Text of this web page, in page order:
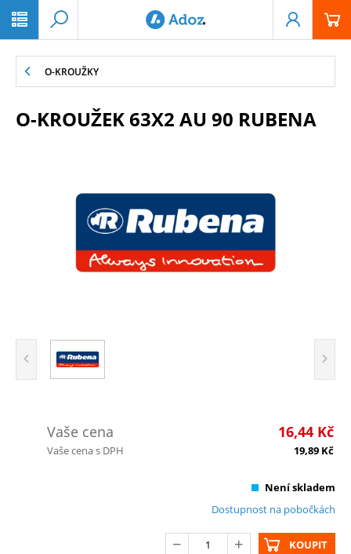
O-KROUŽKY
O-KROUŽEK 63X2 AU 90 RUBENA
Vaše cena 16,44 Kč
Vaše cena s DPH 19,89 Kč
Není skladem
Dostupnost na pobočkách
KOUPIT